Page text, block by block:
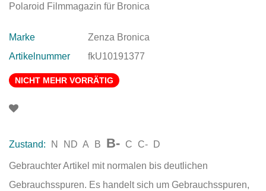
Polaroid Filmmagazin für Bronica
Marke
Zenza Bronica
Artikelnummer
fkU10191377
NICHT MEHR VORRÄTIG
Zustand: N ND A B B- C C- D
Gebrauchter Artikel mit normalen bis deutlichen
Gebrauchsspuren. Es handelt sich um Gebrauchsspuren,